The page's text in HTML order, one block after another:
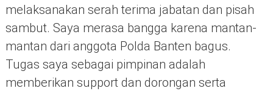
melaksanakan serah terima jabatan dan pisah
sambut. Saya merasa bangga karena mantan-
mantan dari anggota Polda Banten bagus.
Tugas saya sebagai pimpinan adalah
memberikan support dan dorongan serta